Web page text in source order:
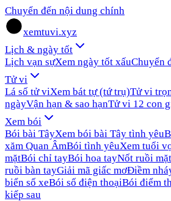
Chuyển đến nội dung chính
xemtuvi.xyz
Lịch & ngày tốt
Lịch vạn sựXem ngày tốt xấuChuyển
Tử vi
Lá số tử viXem bát tự (tứ trụ)Tử vi
ngàyVận hạn & sao hạnTử vi 12 con
Xem bói
Bói bài TâyXem bói bài Tây tình yêu
xăm Quan ÂmBói tình yêuXem tuổi
mặtBói chỉ tayBói hoa tayNốt ruồi mặt
ruồi bàn tayGiải mã giấc mơĐiềm
biển số xeBói số điện thoạiBói điểm
kiếp sau